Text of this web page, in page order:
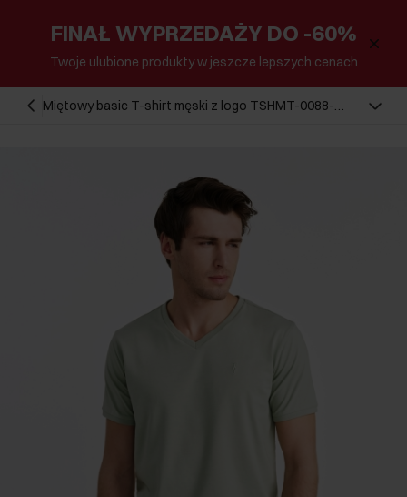
FINAŁ WYPRZEDAŻY DO -60%
Twoje ulubione produkty w jeszcze lepszych cenach
Miętowy basic T-shirt męski z logo TSHMT-0088-